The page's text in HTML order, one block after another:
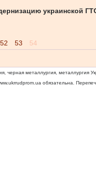
украинской
52 53 54
черная металлургия, металлургия
обязательна.